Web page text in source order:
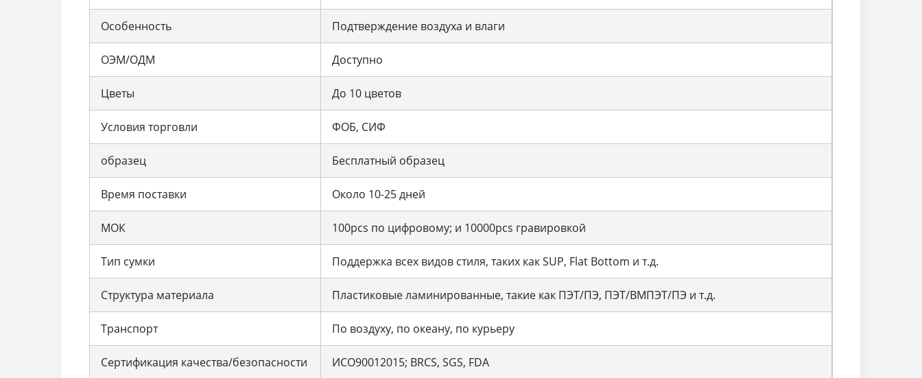
Особенность Подтверждение воздуха и влаги
ОЭМ/ОДМ Доступно
Цветы До 10 цветов
Условия торговли ФОБ, СИФ
образец Бесплатный образец
Время поставки Около 10-25 дней
МОК 100pcs по цифровому; и 10000pcs гравировкой
Тип сумки Поддержка всех видов стиля, таких как SUP, Flat Bottom и т.д.
Структура материала Пластиковые ламинированные, такие как ПЭТ/ПЭ, ПЭТ/ВМПЭТ/ПЭ и т.д.
Транспорт По воздуху, по океану, по курьеру
Сертификация качества/безопасности ИСО90012015; BRCS, SGS, FDA